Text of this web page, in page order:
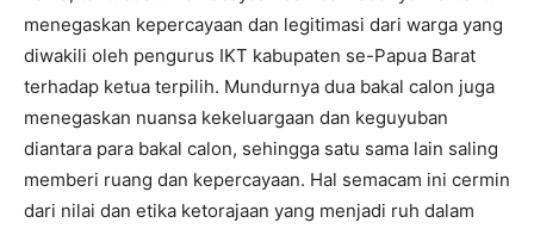
menegaskan kepercayaan dan legitimasi dari warga yang
diwakili oleh pengurus IKT kabupaten se-Papua Barat
terhadap ketua terpilih. Mundurnya dua bakal calon juga
menegaskan nuansa kekeluargaan dan keguyuban
diantara para bakal calon, sehingga satu sama lain saling
memberi ruang dan kepercayaan. Hal semacam ini cermin
dari nilai dan etika ketorajaan yang menjadi ruh dalam